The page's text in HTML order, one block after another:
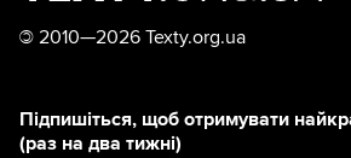
© 2010—2026 Texty.org.ua
Підпишіться, щоб отримувати
(раз на два тижні)